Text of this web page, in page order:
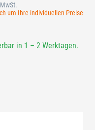
um Ihre individuellen Preise
in 1 – 2 Werktagen.